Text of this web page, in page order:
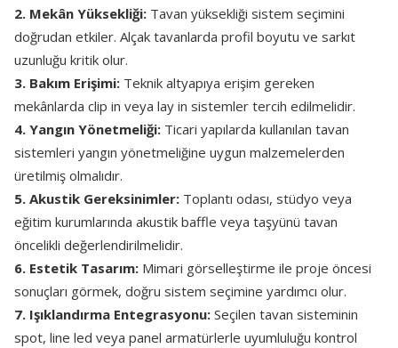
2. Mekân Yüksekliği: Tavan yüksekliği sistem seçimini
doğrudan etkiler. Alçak tavanlarda profil boyutu ve sarkıt
uzunluğu kritik olur.
3. Bakım Erişimi: Teknik altyapıya erişim gereken
mekânlarda clip in veya lay in sistemler tercih edilmelidir.
4. Yangın Yönetmeliği: Ticari yapılarda kullanılan tavan
sistemleri yangın yönetmeliğine uygun malzemelerden
üretilmiş olmalıdır.
5. Akustik Gereksinimler: Toplantı odası, stüdyo veya
eğitim kurumlarında akustik baffle veya taşyünü tavan
öncelikli değerlendirilmelidir.
6. Estetik Tasarım: Mimari görselleştirme ile proje öncesi
sonuçları görmek, doğru sistem seçimine yardımcı olur.
7. Işıklandırma Entegrasyonu: Seçilen tavan sisteminin
spot, line led veya panel armatürlerle uyumluluğu kontrol